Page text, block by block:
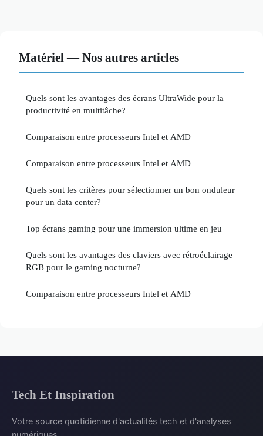
Matériel — Nos autres articles
Quels sont les avantages des écrans UltraWide pour la
productivité en multitâche?
Comparaison entre processeurs Intel et AMD
Comparaison entre processeurs Intel et AMD
Quels sont les critères pour sélectionner un bon onduleur
pour un data center?
Top écrans gaming pour une immersion ultime en jeu
Quels sont les avantages des claviers avec rétroéclairage
RGB pour le gaming nocturne?
Comparaison entre processeurs Intel et AMD
Tech Et Inspiration
Votre source quotidienne d'actualités tech et d'analyses